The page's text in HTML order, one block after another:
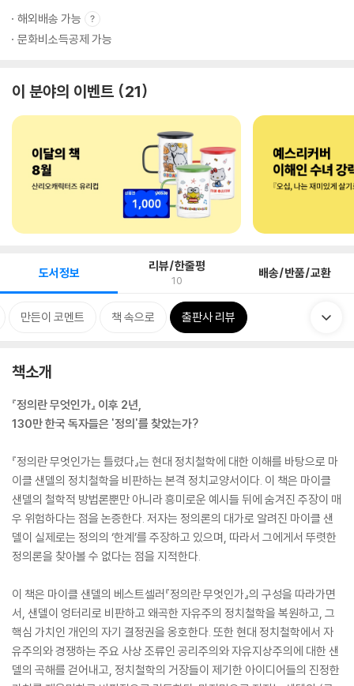
해외배송 가능
문화비소득공제 가능
이 분야의 이벤트 21
도서정보 리뷰/한줄평
10 배송/반품/교환
만든이 코멘트 책 속으로 출판사 리뷰
책소개
『정의란 무엇인가』 이후 2년,
130만 한국 독자들은 '정의'를 찾았는가?
『정의란 무엇인가는 틀렸다』는 현대 정치철학에 대한 이해를 바탕으로 마
이클 샌델의 정치철학을 비판하는 본격 정치교양서이다. 이 책은 마이클
샌델의 철학적 방법론뿐만 아니라 흥미로운 예시들 뒤에 숨겨진 주장이 매
우 위험하다는 점을 논증한다. 저자는 정의론의 대가로 알려진 마이클 샌
델이 실제로는 정의의 ‘한계’를 주장하고 있으며, 따라서 그에게서 뚜렷한
정의론을 찾아볼 수 없다는 점을 지적한다.
이 책은 마이클 샌델의 베스트셀러『정의란 무엇인가』의 구성을 따라가면
서, 샌델이 엉터리로 비판하고 왜곡한 자유주의 정치철학을 복원하고, 그
핵심 가치인 개인의 자기 결정권을 옹호한다. 또한 현대 정치철학에서 자
유주의와 경쟁하는 주요 사상 조류인 공리주의와 자유지상주의에 대한 샌
델의 곡해를 걷어내고, 정치철학의 거장들이 제기한 아이디어들의 진정한